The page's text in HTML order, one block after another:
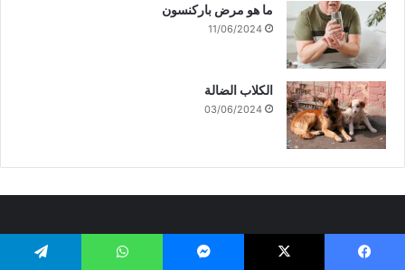
ما هو مرض باركنسون
11/06/2024
الكلاب الضالة
03/06/2024
المشاركات الأكثر مشاهدة